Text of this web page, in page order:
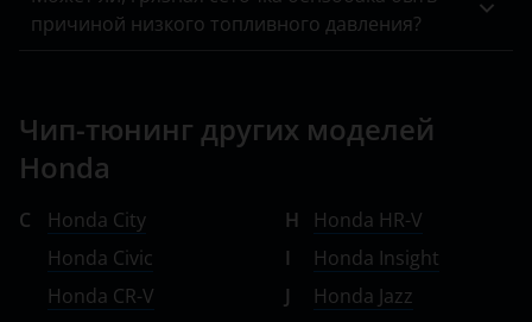
Omoda
Peugeot
Porsche
причиной низкого топливного давления?
Чип-тюнинг других моделей
Honda
C
Honda City
Honda Civic
Honda CR-V
H
Honda HR-V
I
Honda Insight
J
Honda Jazz